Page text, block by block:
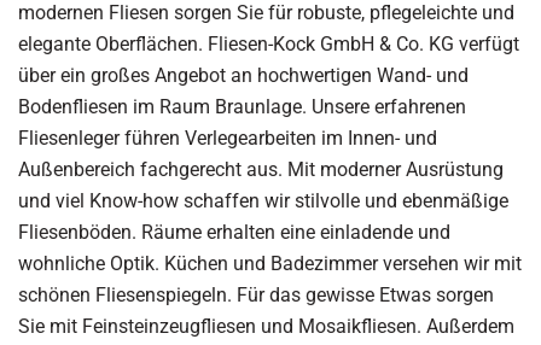
modernen Fliesen sorgen Sie für robuste, pflegeleichte und
elegante Oberflächen. Fliesen-Kock GmbH & Co. KG verfügt
über ein großes Angebot an hochwertigen Wand- und
Bodenfliesen im Raum Braunlage. Unsere erfahrenen
Fliesenleger führen Verlegearbeiten im Innen- und
Außenbereich fachgerecht aus. Mit moderner Ausrüstung
und viel Know-how schaffen wir stilvolle und ebenmäßige
Fliesenböden. Räume erhalten eine einladende und
wohnliche Optik. Küchen und Badezimmer versehen wir mit
schönen Fliesenspiegeln. Für das gewisse Etwas sorgen
Sie mit Feinsteinzeugfliesen und Mosaikfliesen. Außerdem